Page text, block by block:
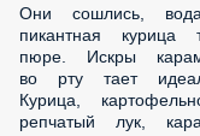
265 г.
459 ₽